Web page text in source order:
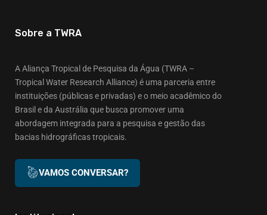
Sobre a TWRA
A Aliança Tropical de Pesquisa da Água (TWRA –
Tropical Water Research Alliance) é uma parceria entre
instituições (públicas e privadas) e o meio acadêmico do
Brasil e da Austrália que busca promover uma
abordagem integrada para a pesquisa e gestão das
bacias hidrográficas tropicais.
VAMOS CONVERSAR?